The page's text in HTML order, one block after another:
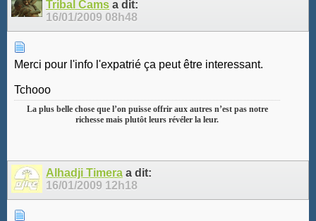
Tribal Cams a dit:
16/01/2009 08h48
Merci pour l'info l'expatrié ça peut être interessant.
Tchooo
La plus belle chose que l’on puisse offrir aux autres n’est pas notre
richesse mais plutôt leurs révéler la leur.
Alhadji Timera a dit:
16/01/2009 12h18